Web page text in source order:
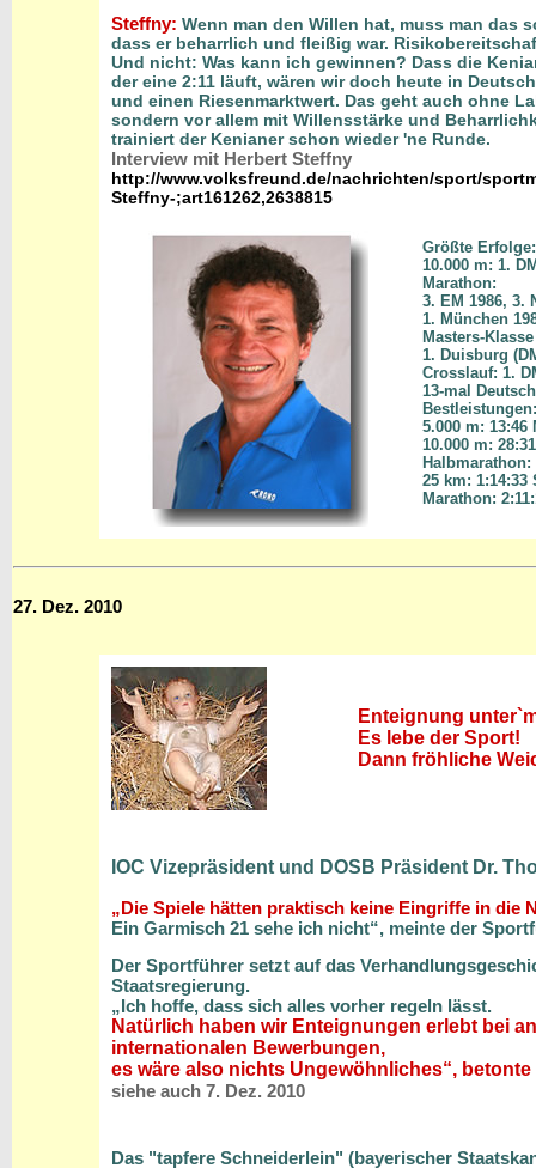
Steffny: Wenn man den Willen hat, muss man das
dass er beharrlich und fleißig war.
Und nicht: Was kann ich gewinnen? Dass die
der eine 2:11 läuft, wären wir doch heute in
und einen Riesenmarktwert. Das geht auch ohne
sondern vor allem mit Willensstärke und
trainiert der Kenianer schon wieder 'ne Runde.
Interview mit Herbert Steffny
http://www.volksfreund.de/nachrichten/sport/
Steffny-;art161262,2638815
Größte Erfolge:
10.000 m: 1.
Marathon:
3. EM 1986, 3.
1. München
Masters-
1. Duisburg
Crosslauf: 1.
13-mal
Bestleistungen:
5.000 m: 13:46
10.000 m:
Halbmarathon:
25 km: 1:14:33
Marathon:
27. Dez. 2010
Enteignung
Es lebe der Sport!
Dann fröhliche
IOC Vizepräsident und DOSB Präsident Dr.
„Die Spiele hätten praktisch keine Eingriffe in die
Ein Garmisch 21 sehe ich nicht“, meinte der
Der Sportführer setzt auf das
Staatsregierung.
„Ich hoffe, dass sich alles vorher regeln lässt.
Natürlich haben wir Enteignungen erlebt bei
internationalen Bewerbungen,
es wäre also nichts Ungewöhnliches“, betonte
siehe auch 7. Dez. 2010
Das "tapfere Schneiderlein" (bayerischer